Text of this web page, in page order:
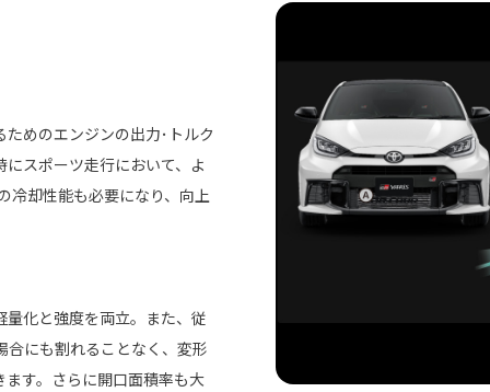
めのエンジンの出力･トルク
スポーツ走行において、よ
冷却性能も必要になり、向上
化と強度を両立。また、従
にも割れることなく、変形
す。さらに開口面積率も大